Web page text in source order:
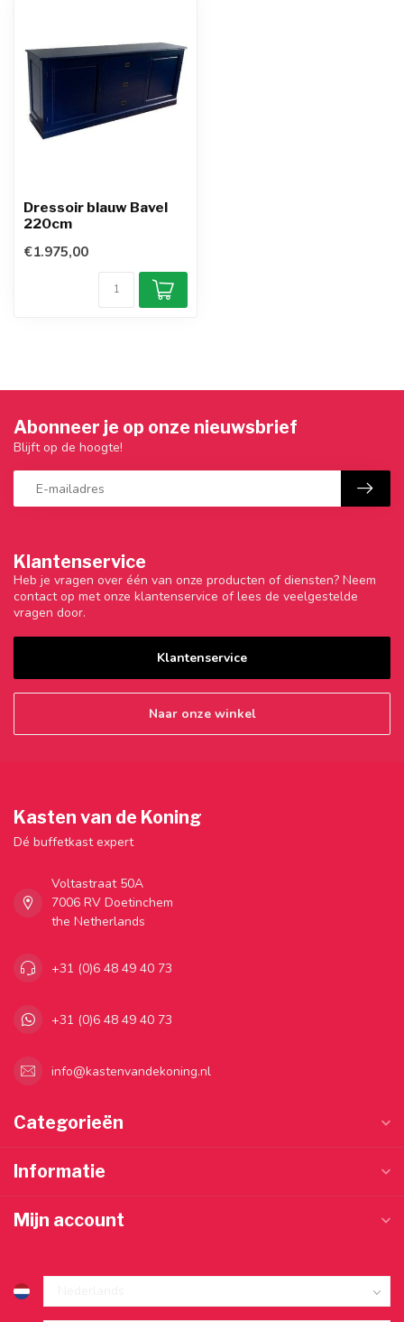
Dressoir blauw Bavel
220cm
€1.975,00
Klantenservice
Heb je vragen over één van onze producten of diensten? Neem
contact op met onze klantenservice of lees de veelgestelde
vragen door.
Klantenservice
Naar onze winkel
Abonneer je op onze nieuwsbrief
Blijft op de hoogte!
Kasten van de Koning
Dé buffetkast expert
Voltastraat 50A
7006 RV Doetinchem
the Netherlands
+31 (0)6 48 49 40 73
+31 (0)6 48 49 40 73
info@kastenvandekoning.nl
Categorieën
Informatie
Mijn account